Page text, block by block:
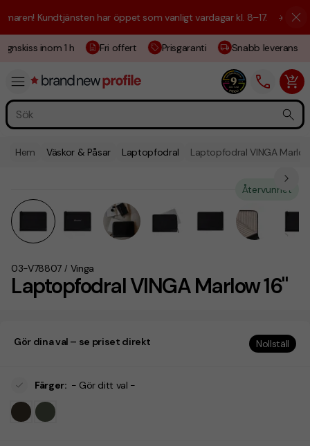
Kundtjänsten har öppet som vanligt vardagar kl. 8–17. ☀️ Vi är
inom 1 h Fri offert Prisgaranti Snabb leverans
Hem Väskor & Påsar Laptopfodral Laptopfodral VINGA
Laptopfodral VINGA Marlow 16"
03-V78807 / Vinga
Återvunnet
Gör dina val – se priset direkt Nollställ
Färger: - Gör ditt val -